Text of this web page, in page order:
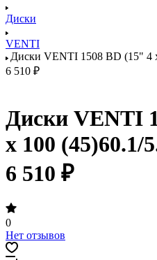
Диски
VENTI
Диски VENTI 1508 BD (15" 4
6 510 ₽
Диски VENTI
x 100 (45)60.1/
6 510 ₽
0
Нет отзывов